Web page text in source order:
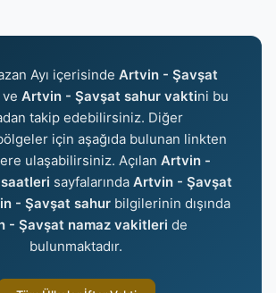
Ayı içerisinde Artvin - Şavşat
Artvin - Şavşat sahur vaktini bu
takip edebilirsiniz. Diğer
için aşağıda bulunan linkten
ulaşabilirsiniz. Açılan Artvin -
sayfalarında Artvin - Şavşat
- Şavşat sahur bilgilerinin dışında
- Şavşat namaz vakitleri de
bulunmaktadır.